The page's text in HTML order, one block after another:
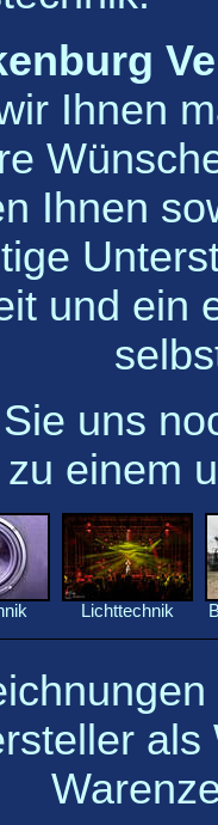
Ihnen
Ihnen
und ein
uns
einem
Lichttechnik